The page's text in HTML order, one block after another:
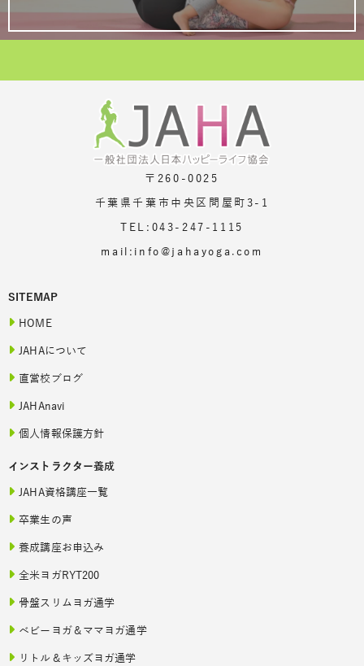
〒260-0025
千葉県千葉市中央区問屋町3-1
TEL:043-247-1115
mail:info@jahayoga.com
SITEMAP
HOME
JAHAについて
直営校ブログ
JAHAnavi
個人情報保護方針
インストラクター養成
JAHA資格講座一覧
卒業生の声
養成講座お申込み
全米ヨガRYT200
骨盤スリムヨガ通学
ベビーヨガ＆ママヨガ通学
リトル＆キッズヨガ通学